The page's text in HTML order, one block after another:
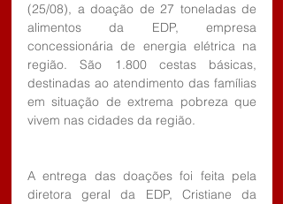
(25/08), a doação de 27 toneladas de
alimentos da EDP, empresa
concessionária de energia elétrica na
região. São 1.800 cestas básicas,
destinadas ao atendimento das famílias
em situação de extrema pobreza que
vivem nas cidades da região.
A entrega das doações foi feita pela
diretora geral da EDP, Cristiane da